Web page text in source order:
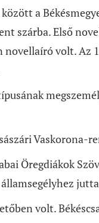
a
szárba. Első
volt. Az
Vaskorona-
Öregdiákok
volt.